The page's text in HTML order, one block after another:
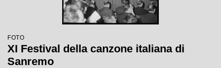
FOTO
XI Festival della canzone italiana di
Sanremo